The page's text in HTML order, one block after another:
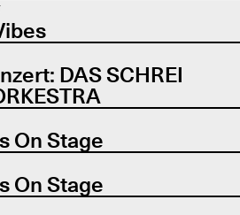
DAS SCHREI
On Stage
On Stage